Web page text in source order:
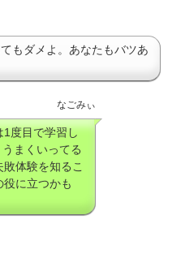
もダメよ。あなたもバツあ
なごみぃ
度目で学習し
まくいってる
体験を知るこ
に立つかも